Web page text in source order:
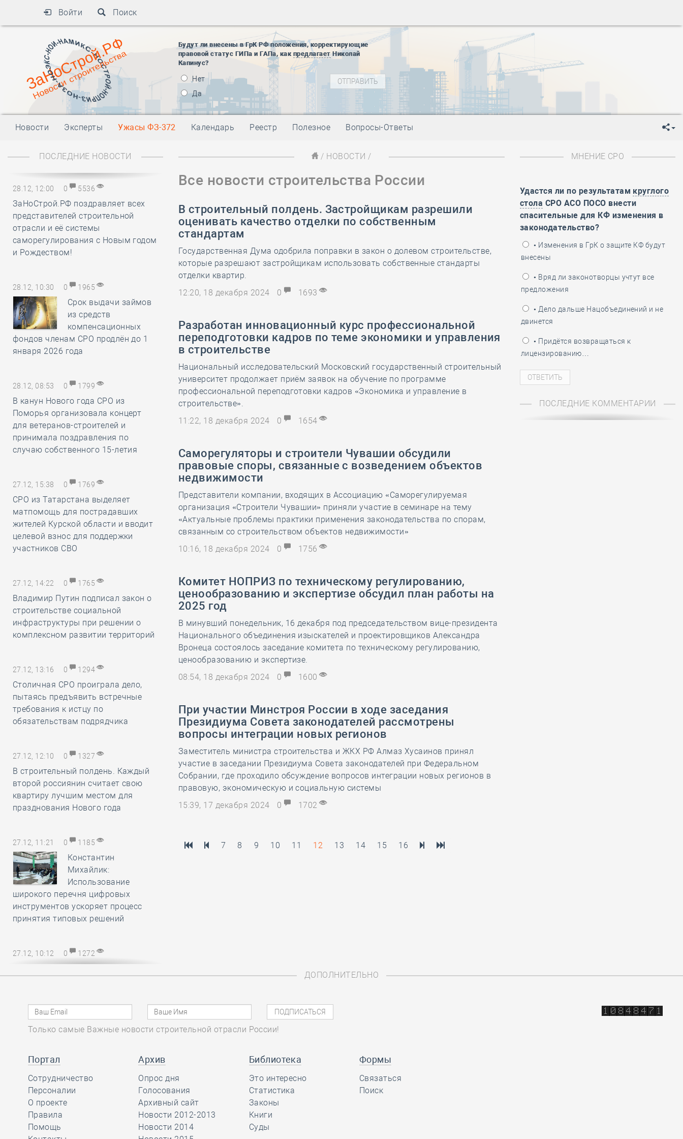
Войти Поиск
Будут ли внесены в ГрК РФ положения, корректирующие
правовой статус ГИПа и ГАПа, как предлагаетНиколай
Капинус?
Нет
Да
День Государственного флага Российской Федерации
-День знаний
-
День сотрудника органов внутренних дел РФ
27 января
День полного освобождения Ленинграда от фашистской
блокады
01 мая-
День Весны и Труда
09 мая -День Победы!
День Государственного флага Российской Федерации
10 ноября
День полного освобождения Ленинграда от фашистской
01 мая-День Весны и Труда
09 мая
Новости Эксперты Ужасы ФЗ-372 Календарь Реестр Полезное Вопросы-Ответы
ПОСЛЕДНИЕ НОВОСТИ
28.12, 12:00 0 5536
ЗаНоСтрой.РФ поздравляет всех
представителей строительной
отрасли и её системы
саморегулирования с Новым годом
и Рождеством!
28.12, 10:30 0 1965
Срок выдачи займов
из средств
компенсационных
фондов членам СРО продлён до 1
января 2026 года
28.12, 08:53 0 1799
В канун Нового года СРО из
Поморья организовала концерт
для ветеранов-строителей и
принимала поздравления по
случаю собственного 15-летия
27.12, 15:38 0 1769
СРО из Татарстана выделяет
матпомощь для пострадавших
жителей Курской области и вводит
целевой взнос для поддержки
участников СВО
27.12, 14:22 0 1765
Владимир Путин подписал закон о
строительстве социальной
инфраструктуры при решении о
комплексном развитии территорий
27.12, 13:16 0 1294
Столичная СРО проиграла дело,
пытаясь предъявить встречные
требования к истцу по
обязательствам подрядчика
27.12, 12:10 0 1327
В строительный полдень. Каждый
второй россиянин считает свою
квартиру лучшим местом для
празднования Нового года
27.12, 11:21 0 1185
Константин
Михайлик:
Использование
широкого перечня цифровых
инструментов ускоряет процесс
принятия типовых решений
27.12, 10:12 0 1272
расходов на охрану труда
отметил, что объём
работ в
строительстве вырос более, чем на
32 процента с 2019 года
/ НОВОСТИ /
Все новости строительства России
В строительный полдень. Застройщикам разрешили
оценивать качество отделки по собственным
стандартам
Государственная Дума одобрила поправки в закон о долевом строительстве,
которые разрешают застройщикам использовать собственные стандарты
отделки квартир.
12:20, 18 декабря 2024
0 1693
Разработан инновационный курс профессиональной
переподготовки кадров по теме экономики и управления
в строительстве
Национальный исследовательский Московский государственный строительный
университет продолжает приём заявок на обучение по программе
профессиональной переподготовки кадров «Экономика и управление в
строительстве».
11:22, 18 декабря 2024
0 1654
Саморегуляторы и строители Чувашии обсудили
правовые споры, связанные с возведением объектов
недвижимости
Представители компании, входящих в Ассоциацию «Саморегулируемая
организация «Строители Чувашии» приняли участие в семинаре на тему
«Актуальные проблемы практики применения законодательства по спорам,
связанным со строительством объектов недвижимости»
10:16, 18 декабря 2024
0 1756
Комитет НОПРИЗ по техническому регулированию,
ценообразованию и экспертизе обсудил план работы на
2025 год
В минувший понедельник, 16 декабря под председательством вице-президента
Национального объединения изыскателей и проектировщиков Александра
Вронеца состоялось заседание комитета по техническому регулированию,
ценообразованию и экспертизе.
08:54, 18 декабря 2024
0 1600
При участии Минстроя России в ходе заседания
Президиума Совета законодателей рассмотрены
вопросы интеграции новых регионов
Заместитель министра строительства и ЖКХ РФ Алмаз Хусаинов принял
участие в заседании Президиума Совета законодателей при Федеральном
Собрании, где проходило обсуждение вопросов интеграции новых регионов в
правовую, экономическую и социальную системы
15:39, 17 декабря 2024
0 1702
7 8 9 10 11 12 13 14 15 16
МНЕНИЕ СРО
Удастся ли по результатам круглого
стола СРО АСО ПОСО внести
спасительные для КФ изменения в
законодательство?
• Изменения в ГрК о защите КФ будут
внесены
• Вряд ли законотворцы учтут все
предложения
• Дело дальше Нацобъединений и не
двинется
• Придётся возвращаться к
лицензированию…
ПОСЛЕДНИЕ КОММЕНТАРИИ
ДОПОЛНИТЕЛЬНО
Только самые Важные новости строительной отрасли России!
Портал
Сотрудничество
Персоналии
О проекте
Правила
Помощь
Архив
Опрос дня
Голосования
Архивный сайт
Новости 2012-2013
Новости 2014
Библиотека
Это интересно
Статистика
Законы
Книги
Суды
Формы
Связаться
Поиск